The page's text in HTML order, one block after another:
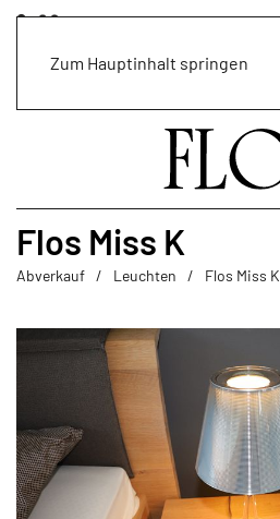
Zum Hauptinhalt springen
Flos Miss K
Abverkauf Leuchten Flos Miss K